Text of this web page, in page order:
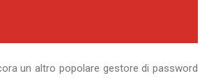
un altro popolare gestore di password